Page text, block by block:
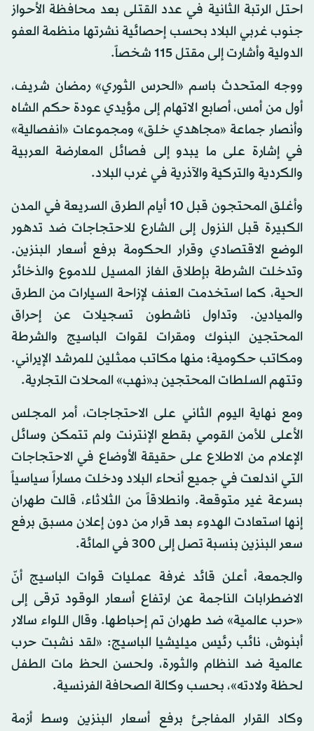
احتل الرتبة الثانية في عدد القتلى بعد محافظة الأحواز
جنوب غربي البلاد بحسب إحصائية نشرتها منظمة العفو
الدولية وأشارت إلى مقتل 115 شخصاً.
ووجه المتحدث باسم «الحرس الثوري» رمضان شريف،
أول من أمس، أصابع الاتهام إلى مؤيدي عودة حكم الشاه
وأنصار جماعة «مجاهدي خلق» ومجموعات «انفصالية»
في إشارة على ما يبدو إلى فصائل المعارضة العربية
والكردية والتركية والآذرية في غرب البلاد.
وأغلق المحتجون قبل 10 أيام الطرق السريعة في المدن
الكبيرة قبل النزول إلى الشارع للاحتجاجات ضد تدهور
الوضع الاقتصادي وقرار الحكومة برفع أسعار البنزين.
وتدخلت الشرطة بإطلاق الغاز المسيل للدموع والذخائر
الحية، كما استخدمت العنف لإزاحة السيارات من الطرق
والميادين. وتداول ناشطون تسجيلات عن إحراق
المحتجين البنوك ومقرات لقوات الباسيج والشرطة
ومكاتب حكومية؛ منها مكاتب ممثلين للمرشد الإيراني.
وتتهم السلطات المحتجين بـ«نهب» المحلات التجارية.
ومع نهاية اليوم الثاني على الاحتجاجات، أمر المجلس
الأعلى للأمن القومي بقطع الإنترنت ولم تتمكن وسائل
الإعلام من الاطلاع على حقيقة الأوضاع في الاحتجاجات
التي اندلعت في جميع أنحاء البلاد ودخلت مساراً سياسياً
بسرعة غير متوقعة. وانطلاقاً من الثلاثاء، قالت طهران
إنها استعادت الهدوء بعد قرار من دون إعلان مسبق برفع
سعر البنزين بنسبة تصل إلى 300 في المائة.
والجمعة، أعلن قائد غرفة عمليات قوات الباسيج أنّ
الاضطرابات الناجمة عن ارتفاع أسعار الوقود ترقى إلى
«حرب عالمية» ضد طهران تم إحباطها. وقال اللواء سالار
أبنوش، نائب رئيس ميليشيا الباسيج: «لقد نشبت حرب
عالمية ضد النظام والثورة، ولحسن الحظ مات الطفل
لحظة ولادته»، بحسب وكالة الصحافة الفرنسية.
وكاد القرار المفاجئ برفع أسعار البنزين وسط أزمة